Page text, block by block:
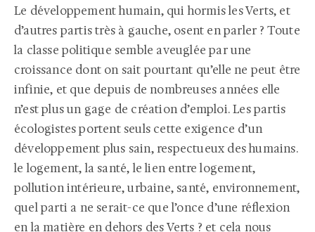
Le développement humain, qui hormis les Verts, et
d’autres partis très à gauche, osent en parler ? Toute
la classe politique semble aveuglée par une
croissance dont on sait pourtant qu’elle ne peut être
infinie, et que depuis de nombreuses années elle
n’est plus un gage de création d’emploi. Les partis
écologistes portent seuls cette exigence d’un
développement plus sain, respectueux des humains.
le logement, la santé, le lien entre logement,
pollution intérieure, urbaine, santé, environnement,
quel parti a ne serait-ce que l’once d’une réflexion
en la matière en dehors des Verts ? et cela nous